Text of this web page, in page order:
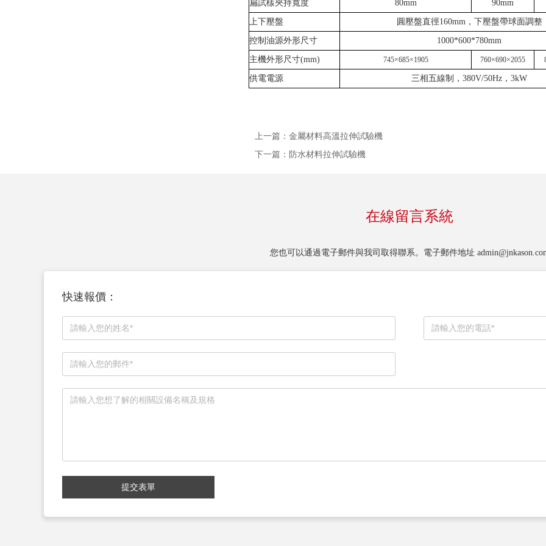
扁試樣夾持寬度 80mm 90mm
上下壓盤 圓壓盤直徑160mm，下壓盤帶球面調整
控制油源外形尺寸 1000*600*780mm
主機外形尺寸(mm) 745×685×1905 760×690×2055
供電電源 三相五線制，380V/50Hz，3kW
上一篇： 金屬材料高溫拉伸試驗機
下一篇： 防水材料拉伸試驗機
在線留言系統
您也可以通過電子郵件與我司取得聯系。電子郵件地址
快速報價：
提交表單